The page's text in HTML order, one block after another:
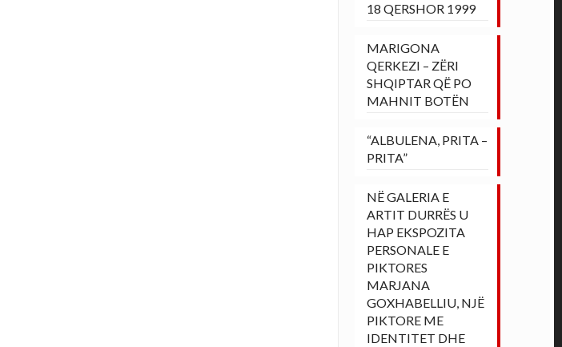
18 QERSHOR 1999
MARIGONA
QERKEZI – ZËRI
SHQIPTAR QË PO
MAHNIT BOTËN
“ALBULENA, PRITA –
PRITA”
NË GALERIA E
ARTIT DURRËS U
HAP EKSPOZITA
PERSONALE E
PIKTORES
MARJANA
GOXHABELLIU, NJË
PIKTORE ME
IDENTITET DHE